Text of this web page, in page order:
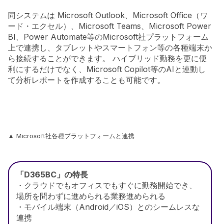
同システムは Microsoft Outlook、Microsoft Office（ワ
ード・エクセル）、Microsoft Teams、Microsoft Power
BI、Power Automate等のMicrosoft社プラットフォーム
上で連携し、タブレットやスマートフォン等の各種端末か
ら接続することができます。 ハイブリッド勤務を更に便
利にするだけでなく、Microsoft Copilot等のAIと連動し
て分析レポートを作成することも可能です。
▲ Microsoft社各種プラットフォームと連携
「D365BC」の特長
・クラウドでもオフィスでもすぐに勤務開始でき、
場所を問わずに進められる業務進められる
・モバイル端末（Android／iOS）とのシームレスな
連携